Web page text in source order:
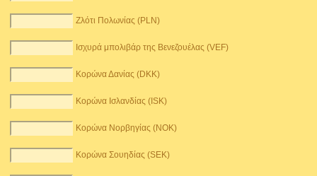
Ζλότι Πολωνίας (PLN)
Ισχυρά μπολιβάρ της Βενεζουέλας (VEF)
Κορώνα Δανίας (DKK)
Κορώνα Ισλανδίας (ISK)
Κορώνα Νορβηγίας (NOK)
Κορώνα Σουηδίας (SEK)